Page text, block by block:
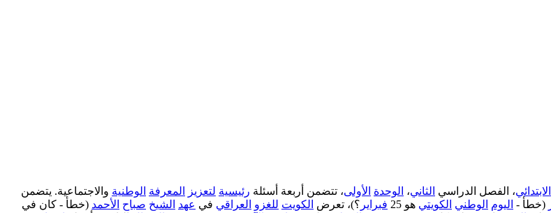
الابتدائي، الفصل الدراسي الثاني، الوحدة الأولى، تتضمن أربعة أسئلة رئيسية لتعزيز المعرفة الوطنية والاجتماعية. يتضمن
(خطأ - اليوم الوطني الكويتي هو 25 فبراير ؟)، تعرض الكويت للغزو العراقي في عهد الشيخ صباح الأحمد (خطأ - كان في